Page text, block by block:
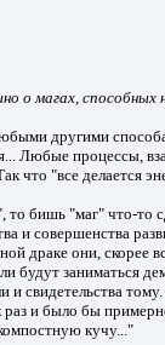
о магах,
другими
Любые процессы,
"все делается
то бишь "маг" что-
и совершенства
драке они, скорее
будут заниматься
свидетельства
и было бы
кучу..."